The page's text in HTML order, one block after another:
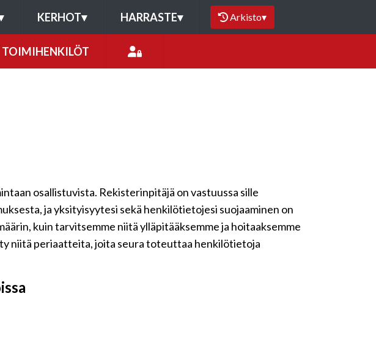
KERHOT▾ HARRASTE▾ Arkisto▾
TOIMIHENKILÖT
osallistuvista. Rekisterinpitäjä on vastuussa sille
ja yksityisyytesi sekä henkilötietojesi suojaaminen on
kuin tarvitsemme niitä ylläpitääksemme ja hoitaaksemme
niitä periaatteita, joita seura toteuttaa henkilötietoja